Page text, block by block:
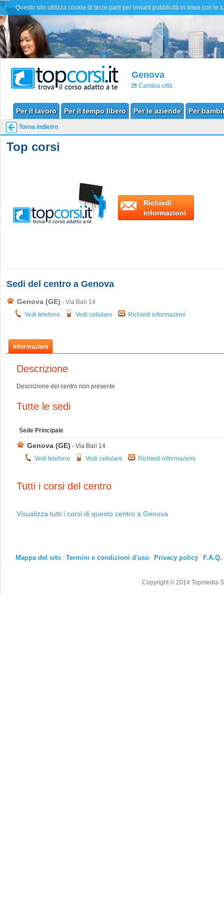
Questo sito utilizza cookie di terze parti per inviarti pubblicità in linea con
proseguendo la navigazione in altra
Genova
Cambia città
Per il lavoro Per il tempo libero Per le aziende Per
Torna indietro
Top corsi
Richiedi
informazioni
Sedi del centro a Genova
Genova (GE) - Via Bari 14
Vedi telefono
Vedi cellulare Richiedi informazioni
Informazioni
Descrizione
Descrizione del centro non presente
Tutte le sedi
Sede Principale
Genova (GE) - Via Bari 14
Vedi telefono
Vedi cellulare Richiedi informazioni
Tutti i corsi del centro
Visualizza tutti i corsi di questo centro a Genova
Mappa del sito Termini e condizioni d'uso Privacy policy F.A.Q.
Copyright © 2014 Topmedia